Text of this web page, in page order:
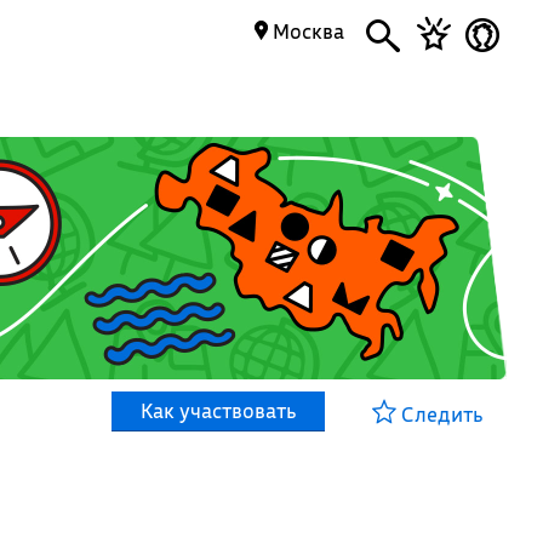
Москва
Как участвовать Следить